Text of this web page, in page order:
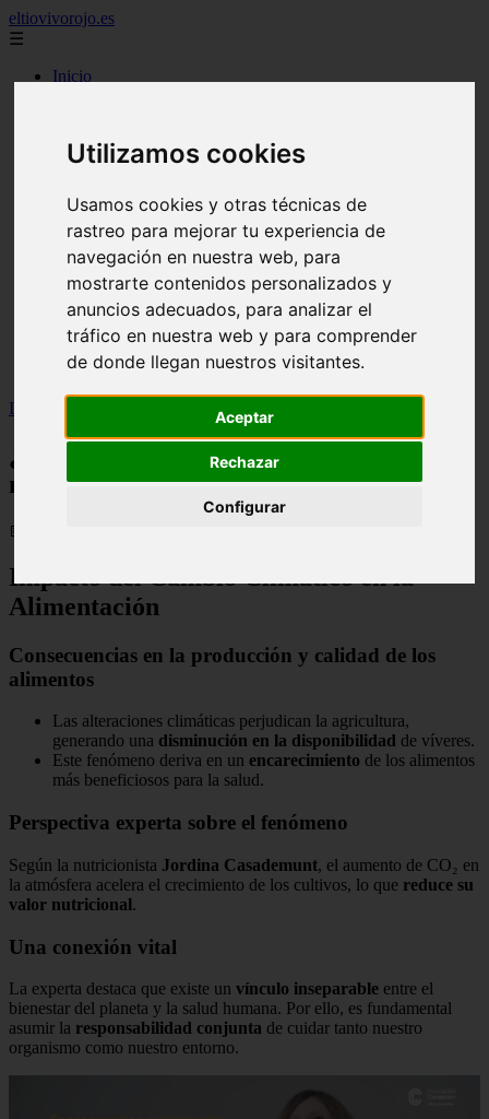
Utilizamos cookies
Usamos cookies y otras técnicas de
rastreo para mejorar tu experiencia de
navegación en nuestra web, para
mostrarte contenidos personalizados y
anuncios adecuados, para analizar el
tráfico en nuestra web y para comprender
de donde llegan nuestros visitantes.
Aceptar
Rechazar
Configurar
eltiovivorojo.es
☰
Inicio
argentina
comidas
espana
huevos
mariscos
postres
producto
reposteria
venezuela
verduras
Inicio
¿Cómo afecta el cambio climático en la nutrición?
¿Cómo afecta el cambio climático en la
nutrición?
📅 09/12/2025
Impacto del Cambio Climático en la
Alimentación
Consecuencias en la producción y calidad de los
alimentos
Las alteraciones climáticas perjudican la agricultura,
generando una disminución en la disponibilidad de víveres.
Este fenómeno deriva en un encarecimiento de los alimentos
más beneficiosos para la salud.
Perspectiva experta sobre el fenómeno
Según la nutricionista Jordina Casademunt, el aumento de CO₂ en
la atmósfera acelera el crecimiento de los cultivos, lo que reduce su
valor nutricional.
Una conexión vital
La experta destaca que existe un vínculo inseparable entre el
bienestar del planeta y la salud humana. Por ello, es fundamental
asumir la responsabilidad conjunta de cuidar tanto nuestro
organismo como nuestro entorno.